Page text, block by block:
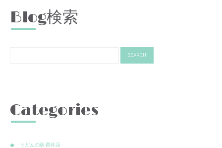
Blog検索
Categories
うどんの駅 西桂店